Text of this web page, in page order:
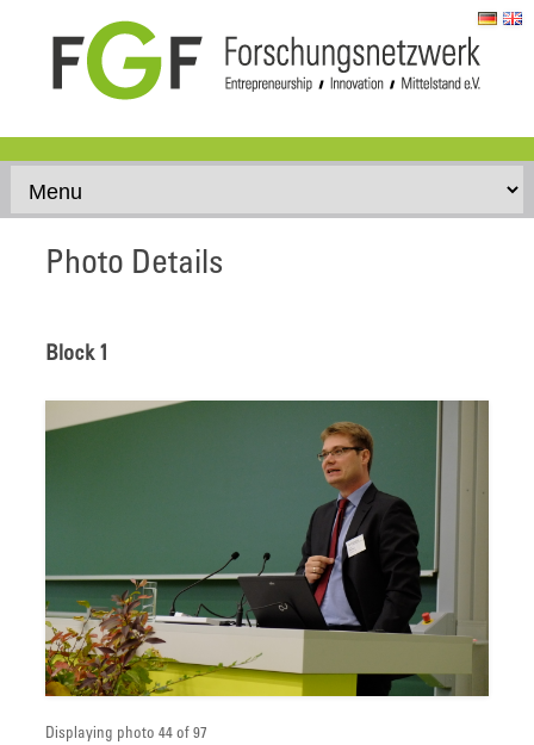
Skip to content
Photo Details
Block 1
Displaying photo 44 of 97